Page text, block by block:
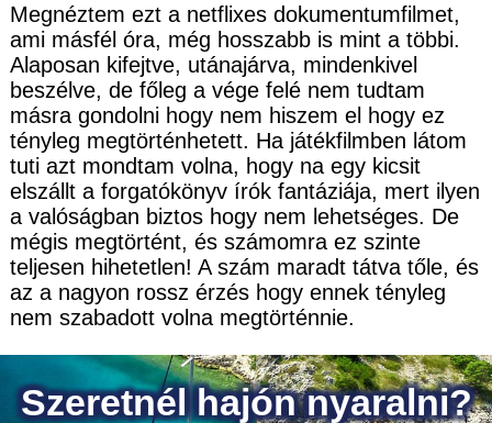
Megnéztem ezt a netflixes dokumentumfilmet,
ami másfél óra, még hosszabb is mint a többi.
Alaposan kifejtve, utánajárva, mindenkivel
beszélve, de főleg a vége felé nem tudtam
másra gondolni hogy nem hiszem el hogy ez
tényleg megtörténhetett. Ha játékfilmben látom
tuti azt mondtam volna, hogy na egy kicsit
elszállt a forgatókönyv írók fantáziája, mert ilyen
a valóságban biztos hogy nem lehetséges. De
mégis megtörtént, és számomra ez szinte
teljesen hihetetlen! A szám maradt tátva tőle, és
az a nagyon rossz érzés hogy ennek tényleg
nem szabadott volna megtörténnie.